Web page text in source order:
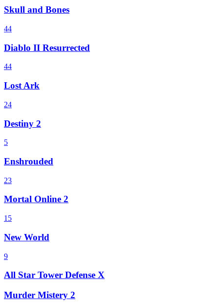
Skull and Bones
44
Diablo II Resurrected
44
Lost Ark
24
Destiny 2
5
Enshrouded
23
Mortal Online 2
15
New World
9
All Star Tower Defense X
Murder Mistery 2